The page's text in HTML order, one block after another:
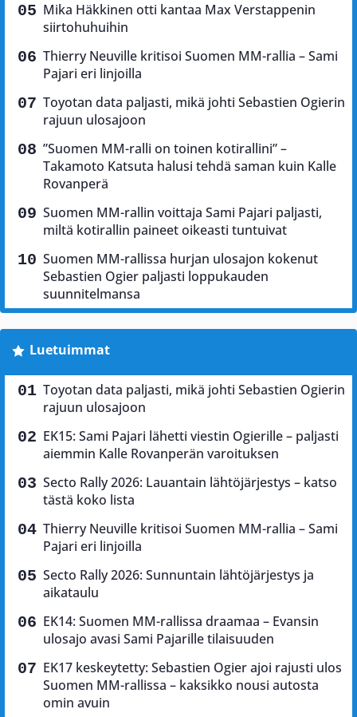
Mika Häkkinen otti kantaa Max Verstappenin
siirtohuhuihin
Thierry Neuville kritisoi Suomen MM-rallia – Sami
Pajari eri linjoilla
Toyotan data paljasti, mikä johti Sebastien Ogierin
rajuun ulosajoon
”Suomen MM-ralli on toinen kotirallini” –
Takamoto Katsuta halusi tehdä saman kuin Kalle
Rovanperä
Suomen MM-rallin voittaja Sami Pajari paljasti,
miltä kotirallin paineet oikeasti tuntuivat
Suomen MM-rallissa hurjan ulosajon kokenut
Sebastien Ogier paljasti loppukauden
suunnitelmansa
Luetuimmat
Toyotan data paljasti, mikä johti Sebastien Ogierin
rajuun ulosajoon
EK15: Sami Pajari lähetti viestin Ogierille – paljasti
aiemmin Kalle Rovanperän varoituksen
Secto Rally 2026: Lauantain lähtöjärjestys – katso
tästä koko lista
Thierry Neuville kritisoi Suomen MM-rallia – Sami
Pajari eri linjoilla
Secto Rally 2026: Sunnuntain lähtöjärjestys ja
aikataulu
EK14: Suomen MM-rallissa draamaa – Evansin
ulosajo avasi Sami Pajarille tilaisuuden
EK17 keskeytetty: Sebastien Ogier ajoi rajusti ulos
Suomen MM-rallissa – kaksikko nousi autosta
omin avuin